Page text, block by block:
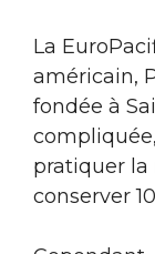
La
américain,
fondée à
pratiquer la
conserver